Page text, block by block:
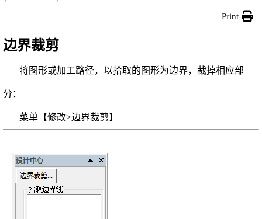
Print
边界裁剪
将图形或加工路径，以拾取的图形为边界，裁掉相应部
分：
菜单【修改>边界裁剪】